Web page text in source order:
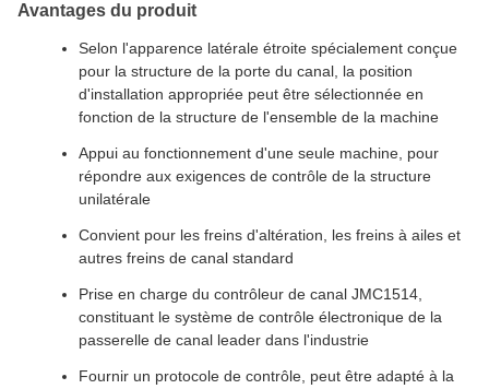
Avantages du produit
Selon l'apparence latérale étroite spécialement conçue
pour la structure de la porte du canal, la position
d'installation appropriée peut être sélectionnée en
fonction de la structure de l'ensemble de la machine
Appui au fonctionnement d'une seule machine, pour
répondre aux exigences de contrôle de la structure
unilatérale
Convient pour les freins d'altération, les freins à ailes et
autres freins de canal standard
Prise en charge du contrôleur de canal JMC1514,
constituant le système de contrôle électronique de la
passerelle de canal leader dans l'industrie
Fournir un protocole de contrôle, peut être adapté à la